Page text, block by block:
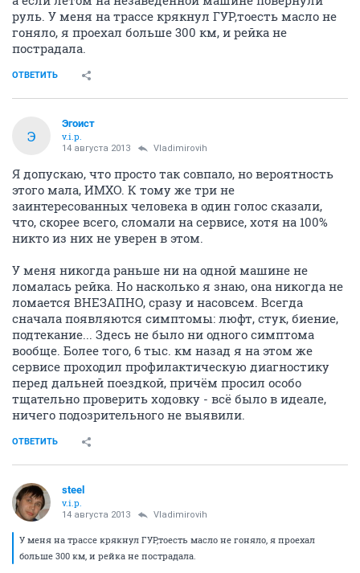
руль. У меня на трассе крякнул ГУР,тоесть масло не
гоняло, я проехал больше 300 км, и рейка не
пострадала.
ОТВЕТИТЬ
Э
Эгоист
v.i.p.
14 августа 2013 Vladimirovih
Я допускаю, что просто так совпало, но вероятность
этого мала, ИМХО. К тому же три не
заинтересованных человека в один голос сказали,
что, скорее всего, сломали на сервисе, хотя на 100%
никто из них не уверен в этом.
У меня никогда раньше ни на одной машине не
ломалась рейка. Но насколько я знаю, она никогда не
ломается ВНЕЗАПНО, сразу и насовсем. Всегда
сначала появляются симптомы: люфт, стук, биение,
подтекание... Здесь не было ни одного симптома
вообще. Более того, 6 тыс. км назад я на этом же
сервисе проходил профилактическую диагностику
перед дальней поездкой, причём просил особо
тщательно проверить ходовку - всё было в идеале,
ничего подозрительного не выявили.
ОТВЕТИТЬ
steel
v.i.p.
14 августа 2013 Vladimirovih
У меня на трассе крякнул ГУР,тоесть масло не гоняло, я проехал
больше 300 км, и рейка не пострадала.